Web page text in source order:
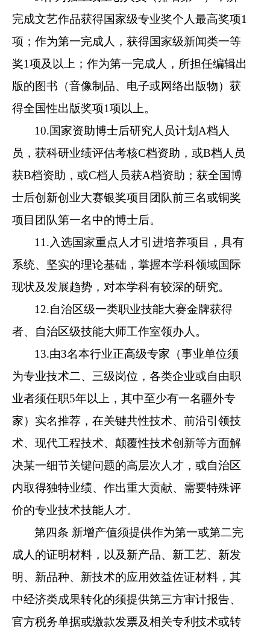
完成文艺作品获得国家级专业奖个人最高奖项1
项；作为第一完成人，获得国家级新闻类一等
奖1项及以上；作为第一完成人，所担任编辑出
版的图书（音像制品、电子或网络出版物）获
得全国性出版奖项1项以上。
10.国家资助博士后研究人员计划A档人
员，获科研业绩评估考核C档资助，或B档人员
获B档资助，或C档人员获A档资助；获全国博
士后创新创业大赛银奖项目团队前三名或铜奖
项目团队第一名中的博士后。
11.入选国家重点人才引进培养项目，具有
系统、坚实的理论基础，掌握本学科领域国际
现状及发展趋势，对本学科有较深的研究。
12.自治区级一类职业技能大赛金牌获得
者、自治区级技能大师工作室领办人。
13.由3名本行业正高级专家（事业单位须
为专业技术二、三级岗位，各类企业或自由职
业者须任职5年以上，其中至少有一名疆外专
家）实名推荐，在关键共性技术、前沿引领技
术、现代工程技术、颠覆性技术创新等方面解
决某一细节关键问题的高层次人才，或自治区
内取得独特业绩、作出重大贡献、需要特殊评
价的专业技术技能人才。
第四条 新增产值须提供作为第一或第二完
成人的证明材料，以及新产品、新工艺、新发
明、新品种、新技术的应用效益佐证材料，其
中经济类成果转化的须提供第三方审计报告、
官方税务单据或缴款发票及相关专利技术或转